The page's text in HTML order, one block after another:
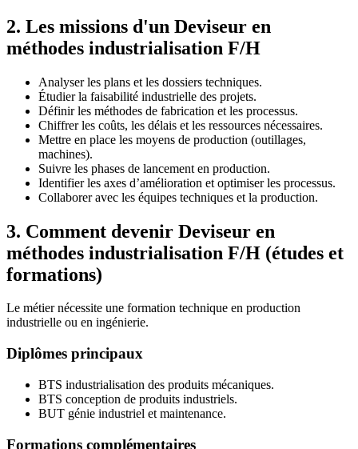
2. Les missions d'un Deviseur en
méthodes industrialisation F/H
Analyser les plans et les dossiers techniques.
Étudier la faisabilité industrielle des projets.
Définir les méthodes de fabrication et les processus.
Chiffrer les coûts, les délais et les ressources nécessaires.
Mettre en place les moyens de production (outillages,
machines).
Suivre les phases de lancement en production.
Identifier les axes d’amélioration et optimiser les processus.
Collaborer avec les équipes techniques et la production.
3. Comment devenir Deviseur en
méthodes industrialisation F/H (études et
formations)
Le métier nécessite une formation technique en production
industrielle ou en ingénierie.
Diplômes principaux
BTS industrialisation des produits mécaniques.
BTS conception de produits industriels.
BUT génie industriel et maintenance.
Formations complémentaires